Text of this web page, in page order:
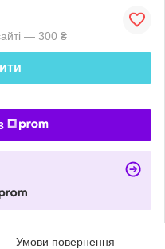
— 300 ₴
Умови повернення